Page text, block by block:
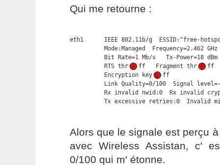
Qui me retourne :
eth1      IEEE 802.11b/g  ESSID:"free-
Mode:Managed  Frequency=2.462
          Bit Rate=1 Mb/s   Tx-Power=18 dBm
          RTS thr
ff   Fragment thr
ff
          Encryption key
ff
Link Quality=0/100  Signal
Rx invalid nwid:0  Rx invalid
Tx excessive retries:0  Invalid
Alors que le signale est perçu
avec Wireless Assistan, c'
0/100 qui m' étonne.